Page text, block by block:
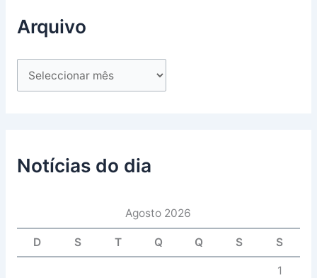
Arquivo
Notícias do dia
Agosto 2026
D S T Q Q S S
1